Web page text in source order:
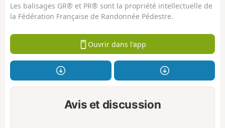
Les balisages GR® et PR® sont la propriété intellectuelle de
la Fédération Française de Randonnée Pédestre.
Ouvrir dans l'app
Avis et discussion